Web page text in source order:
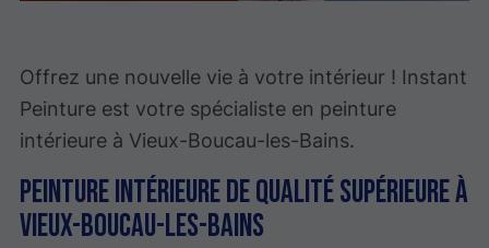
Offrez une nouvelle vie à votre intérieur ! Instant
Peinture est votre spécialiste en peinture
intérieure à Vieux-Boucau-les-Bains.
Peinture intérieure de qualité supérieure à
Vieux-Boucau-les-Bains